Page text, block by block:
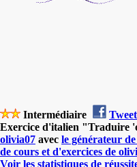
Intermédiaire
Exercice d'italien "Traduire
olivia07 avec le générateur
de cours et d'exercices de
Voir les statistiques de